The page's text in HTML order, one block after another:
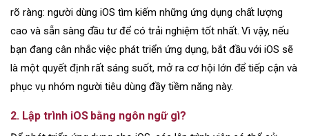
rõ ràng: người dùng iOS tìm kiếm những ứng dụng chất lượng
cao và sẵn sàng đầu tư để có trải nghiệm tốt nhất. Vì vậy, nếu
bạn đang cân nhắc việc phát triển ứng dụng, bắt đầu với iOS sẽ
là một quyết định rất sáng suốt, mở ra cơ hội lớn để tiếp cận và
phục vụ nhóm người tiêu dùng đầy tiềm năng này.
2. Lập trình iOS bằng ngôn ngữ gì?